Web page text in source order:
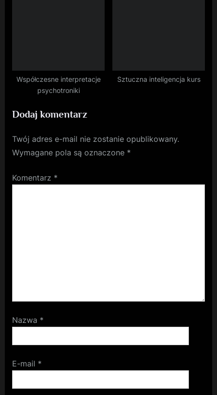
Współczesne interpretacje
psychotroniki
Sztuczna inteligencja kurs
Dodaj komentarz
Twój adres e-mail nie zostanie opublikowany.
Wymagane pola są oznaczone *
Komentarz *
Nazwa *
E-mail *